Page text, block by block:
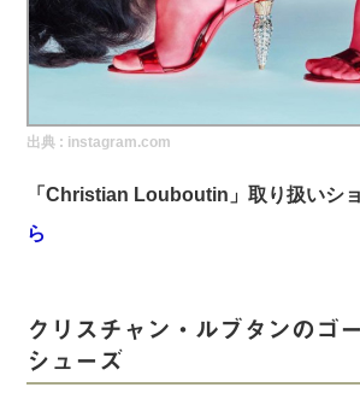
実録！海外ショップで買ってみた！
出典 : instagram.com
「Christian Louboutin」取り扱いシ
ら
クリスチャン・ルブタンのゴ
シューズ